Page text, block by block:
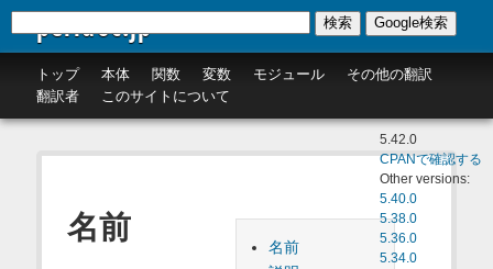
perldoc.jp
トップ 本体 関数 変数 モジュール
その他の翻訳
翻訳者
このサイトについて
検索 Google検索
5.42.0
CPANで確認する
Other versions:
5.40.0
5.38.0
5.36.0
5.34.0
名前
名前